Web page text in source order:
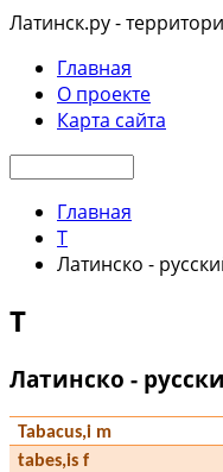
Латинск.ру -
Главная
О проекте
Карта сайта
Главная
T
Латинско -
T
Латинско -
Tabacus,i m
tabes,is f